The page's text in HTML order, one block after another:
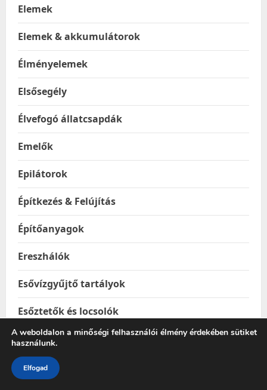
Elemek
Elemek & akkumulátorok
Élményelemek
Elsősegély
Élvefogó állatcsapdák
Emelők
Epilátorok
Építkezés & Felújítás
Építőanyagok
Ereszhálók
Esővízgyűjtő tartályok
Esőztetők és locsolók
Étel & Ital hordozók
Étel melegentartók
A weboldalon a minőségi felhasználói élmény érdekében sütiket
használunk.
Elfogad